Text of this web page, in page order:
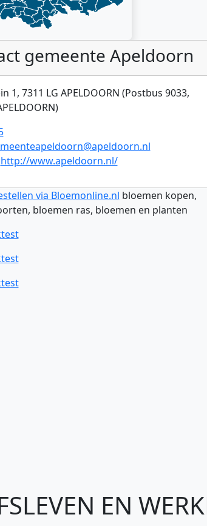
gemeente Apeldoorn
1, 7311 LG APELDOORN (Postbus 9033,
http://www.apeldoorn.nl/
via Bloemonline.nl bloemen kopen,
bloemen ras, bloemen en planten
EN